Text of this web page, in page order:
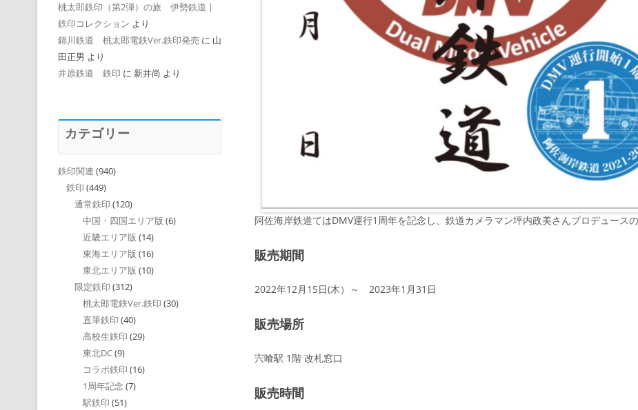
阿佐海岸鉄道てはDMV運行1周年を記念し、鉄道カメラマン坪内政美さんプロデュース
販売期間
2022年12月15日(木）～ 2023年1月31日
販売場所
宍喰駅 1階 改札窓口
販売時間
桃太郎鉄印（第2弾）の旅 伊勢鉄道 |
鉄印コレクション より
錦川鉄道 桃太郎電鉄Ver.鉄印発売 に 山
田正男 より
井原鉄道 鉄印 に 新井尚 より
カテゴリー
鉄印関連 (940)
鉄印 (449)
通常鉄印 (120)
中国・四国エリア版 (6)
近畿エリア版 (14)
東海エリア版 (16)
東北エリア版 (10)
限定鉄印 (312)
桃太郎電鉄Ver.鉄印 (30)
直筆鉄印 (40)
高校生鉄印 (29)
東北DC(9)
コラボ鉄印 (16)
1周年記念 (7)
駅鉄印 (51)